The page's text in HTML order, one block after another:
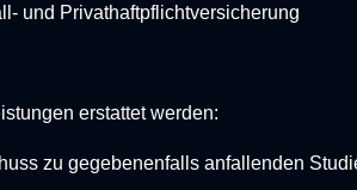
und Privathaftpflichtversicherung
erstattet werden:
zu gegebenenfalls anfallenden